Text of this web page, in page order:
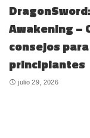
Awakening –
consejos para
principiantes
julio 29, 2026